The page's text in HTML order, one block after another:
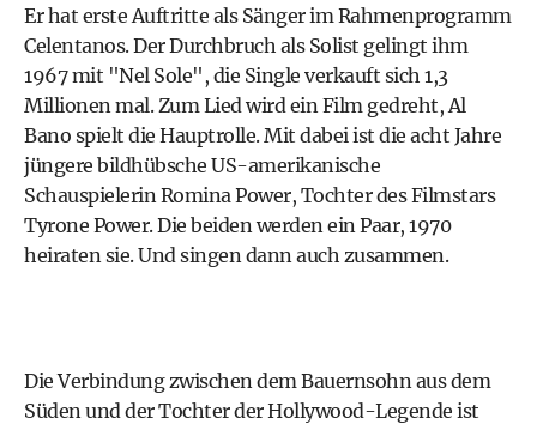
Er hat erste Auftritte als Sänger im Rahmenprogramm
Celentanos. Der Durchbruch als Solist gelingt ihm
1967 mit "Nel Sole", die Single verkauft sich 1,3
Millionen mal. Zum Lied wird ein Film gedreht, Al
Bano spielt die Hauptrolle. Mit dabei ist die acht Jahre
jüngere bildhübsche US-amerikanische
Schauspielerin Romina Power, Tochter des Filmstars
Tyrone Power. Die beiden werden ein Paar, 1970
heiraten sie. Und singen dann auch zusammen.
Die Verbindung zwischen dem Bauernsohn aus dem
Süden und der Tochter der Hollywood-Legende ist